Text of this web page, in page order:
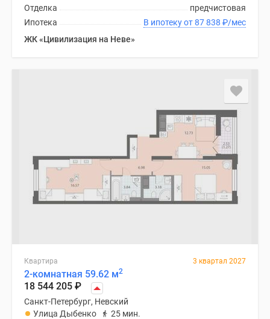
предчистовая
Отделка
В ипотеку от 87 838 ₽/мес
Ипотека
ЖК «Цивилизация на Неве»
Квартира 3 квартал 2027
2-комнатная 59.62 м2
18 544 205 ₽
Санкт-Петербург, Невский
Улица Дыбенко
25 мин.